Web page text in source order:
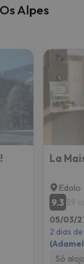
Alpes
La
Edolo
9.3 59
05/03/
2 dias
Só